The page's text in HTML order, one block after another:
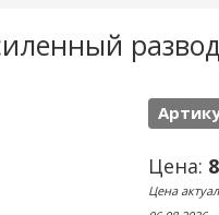
Цена:
Цена